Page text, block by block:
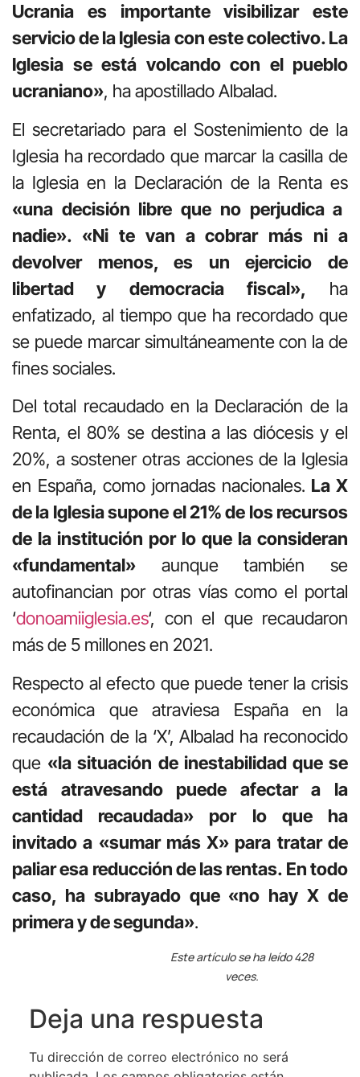
Ucrania es importante visibilizar este
servicio de la Iglesia con este colectivo. La
Iglesia se está volcando con el pueblo
ucraniano», ha apostillado Albalad.
El secretariado para el Sostenimiento de la
Iglesia ha recordado que marcar la casilla de
la Iglesia en la Declaración de la Renta es
«una decisión libre que no perjudica a
nadie». «Ni te van a cobrar más ni a
devolver menos, es un ejercicio de
libertad y democracia fiscal», ha
enfatizado, al tiempo que ha recordado que
se puede marcar simultáneamente con la de
fines sociales.
Del total recaudado en la Declaración de la
Renta, el 80% se destina a las diócesis y el
20%, a sostener otras acciones de la Iglesia
en España, como jornadas nacionales. La X
de la Iglesia supone el 21% de los recursos
de la institución por lo que la consideran
«fundamental» aunque también se
autofinancian por otras vías como el portal
‘donoamiiglesia.es‘, con el que recaudaron
más de 5 millones en 2021.
Respecto al efecto que puede tener la crisis
económica que atraviesa España en la
recaudación de la ‘X’, Albalad ha reconocido
que «la situación de inestabilidad que se
está atravesando puede afectar a la
cantidad recaudada» por lo que ha
invitado a «sumar más X» para tratar de
paliar esa reducción de las rentas. En todo
caso, ha subrayado que «no hay X de
primera y de segunda».
Este artículo se ha leído 428
veces.
Deja una respuesta
Tu dirección de correo electrónico no será